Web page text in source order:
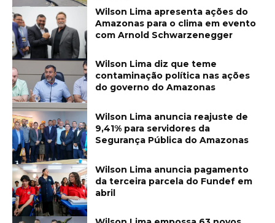
Wilson Lima apresenta ações do
Amazonas para o clima em evento
com Arnold Schwarzenegger
Wilson Lima diz que teme
contaminação política nas ações
do governo do Amazonas
Wilson Lima anuncia reajuste de
9,41% para servidores da
Segurança Pública do Amazonas
Wilson Lima anuncia pagamento
da terceira parcela do Fundef em
abril